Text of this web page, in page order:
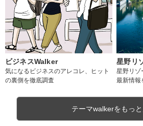
ビジネスWalker
気になるビジネスのアレコレ、ヒット
の裏側を徹底調査
星野リ
星野リゾ
最新情報
テーマwalkerをもっ